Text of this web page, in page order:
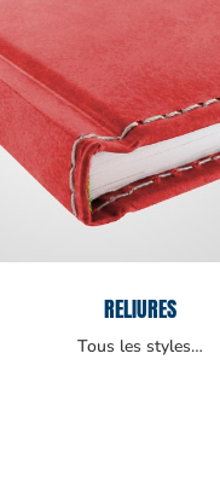
RELIURES
Tous les styles…